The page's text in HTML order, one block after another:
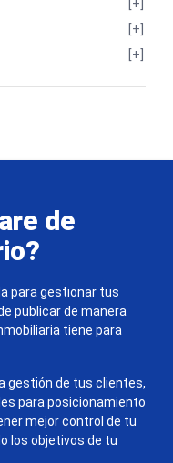
de
para gestionar tus
publicar de manera
tiene para
gestión de tus clientes,
para posicionamiento
mejor control de tu
los objetivos de tu